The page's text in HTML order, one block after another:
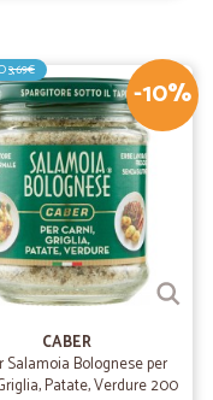
Si
03/2020
e
-10%
3,69€
CABER
Salamoia Bolognese per
Patate, Verdure 200